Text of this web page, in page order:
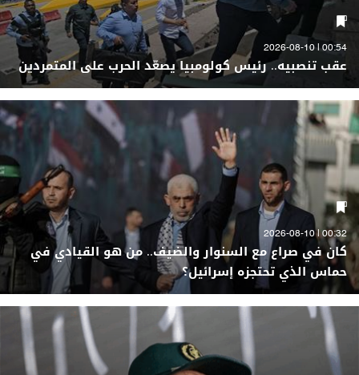
00:54 | 2026-08-10
عقب تنصبيه.. رئيس كولومبيا يصعّد الحرب على المتمردين
00:32 | 2026-08-10
كان في صراع مع السنوار والضيف.. من هو القيادي في
حماس الذي تحتجزه إسرائيل؟